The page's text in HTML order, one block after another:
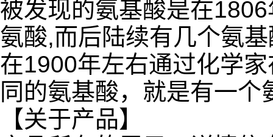
被发现的氨基酸是在
氨酸,而后陆续有几个氨
在1900年左右通过化学
同的氨基酸，就是有一
【关于产品】